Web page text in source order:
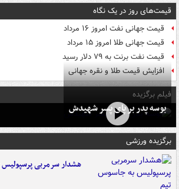
قیمت‌های روز در یک نگاه
قیمت جهانی نفت امروز ۱۶ مرداد
قیمت جهانی طلا امروز ۱۵ مرداد
قیمت نفت برنت به ۷۹ دلار رسید
افزایش قیمت طلا و نقره جهانی
فیلم برگزیده
بوسه‌ پدر بر پای پسر شهیدش
برگزیده ورزشی
هشدار سرمربی